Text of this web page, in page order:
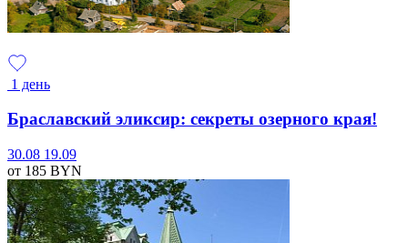
1 день
Браславский эликсир: секреты озерного края!
30.08 19.09
от 185 BYN